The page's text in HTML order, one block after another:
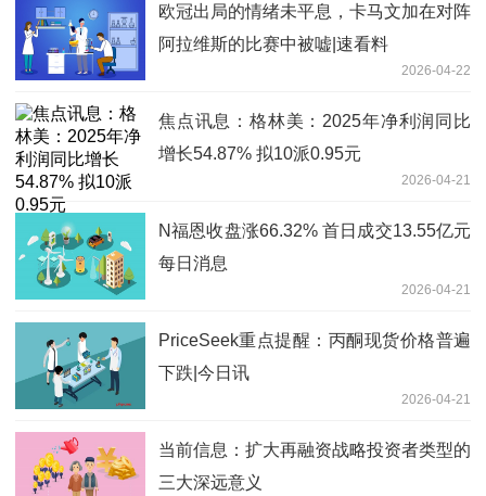
欧冠出局的情绪未平息，卡马文加在对阵
阿拉维斯的比赛中被嘘|速看料
2026-04-22
焦点讯息：格林美：2025年净利润同比
增长54.87% 拟10派0.95元
2026-04-21
N福恩收盘涨66.32% 首日成交13.55亿元
每日消息
2026-04-21
PriceSeek重点提醒：丙酮现货价格普遍
下跌|今日讯
2026-04-21
当前信息：扩大再融资战略投资者类型的
三大深远意义